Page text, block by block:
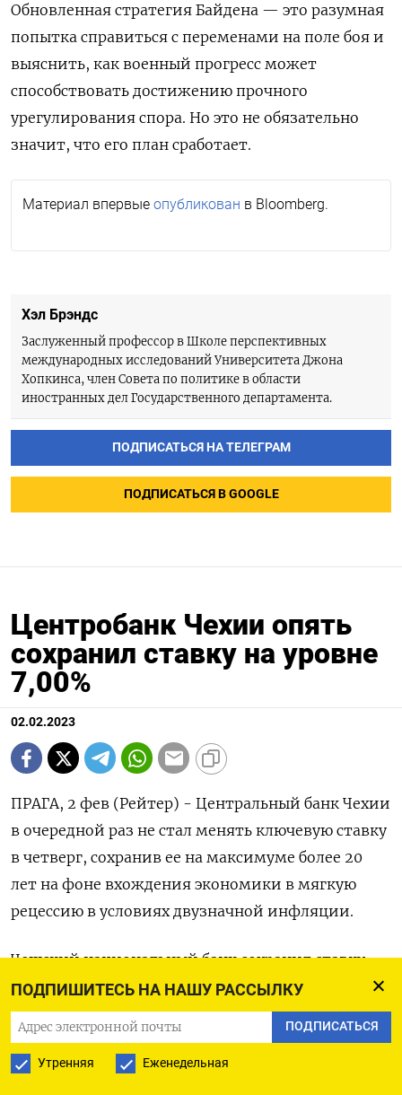
ПОДПИШИТЕСЬ НА НАШУ РАССЫЛКУ
ПОДПИСАТЬСЯ
Утренняя Еженедельная
Обновленная стратегия Байдена — это разумная
попытка справиться с переменами на поле боя и
выяснить, как военный прогресс может
способствовать достижению прочного
урегулирования спора. Но это не обязательно
значит, что его план сработает.
Материал впервые опубликован в Bloomberg.
Хэл Брэндс
Заслуженный профессор в Школе перспективных
международных исследований Университета Джона
Хопкинса, член Совета по политике в области
иностранных дел Государственного департамента.
ПОДПИСАТЬСЯ НА ТЕЛЕГРАМ
ПОДПИСАТЬСЯ В GOOGLE
Центробанк Чехии опять
сохранил ставку на уровне
7,00%
02.02.2023
ПРАГА, 2 фев (Рейтер) - Центральный банк Чехии
в очередной раз не стал менять ключевую ставку
в четверг, сохранив ее на максимуме более 20
лет на фоне вхождения экономики в мягкую
рецессию в условиях двузначной инфляции.
Чешский национальный банк сохранил ставку
двухнедельного репо на отметке 7,00%, где она
находится с июня, когда центробанк провел
последнее из череды повышений.